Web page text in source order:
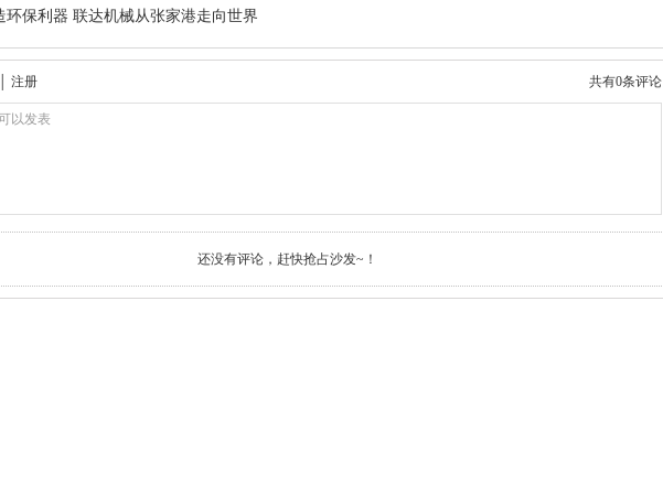
环保利器 联达机械从张家港走向世界
共有0条评论
注册
以发表
还没有评论，赶快抢占沙发~！